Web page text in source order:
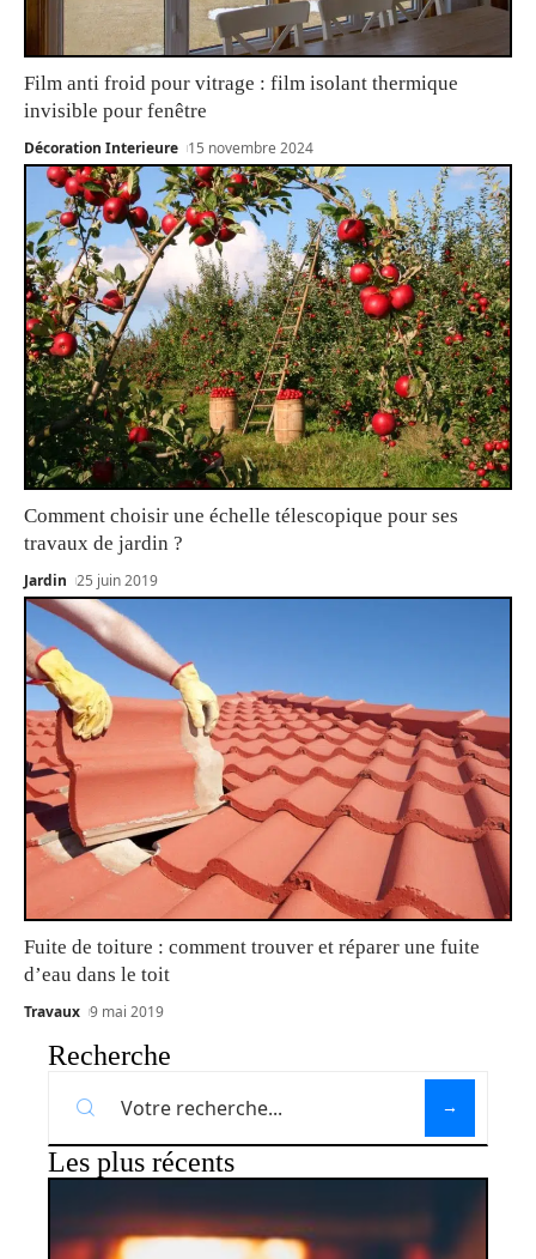
Film anti froid pour vitrage : film isolant thermique
invisible pour fenêtre
Décoration Interieure 15 novembre 2024
Comment choisir une échelle télescopique pour ses
travaux de jardin ?
Jardin 25 juin 2019
Fuite de toiture : comment trouver et réparer une fuite
d’eau dans le toit
Travaux 9 mai 2019
Recherche
Les plus récents